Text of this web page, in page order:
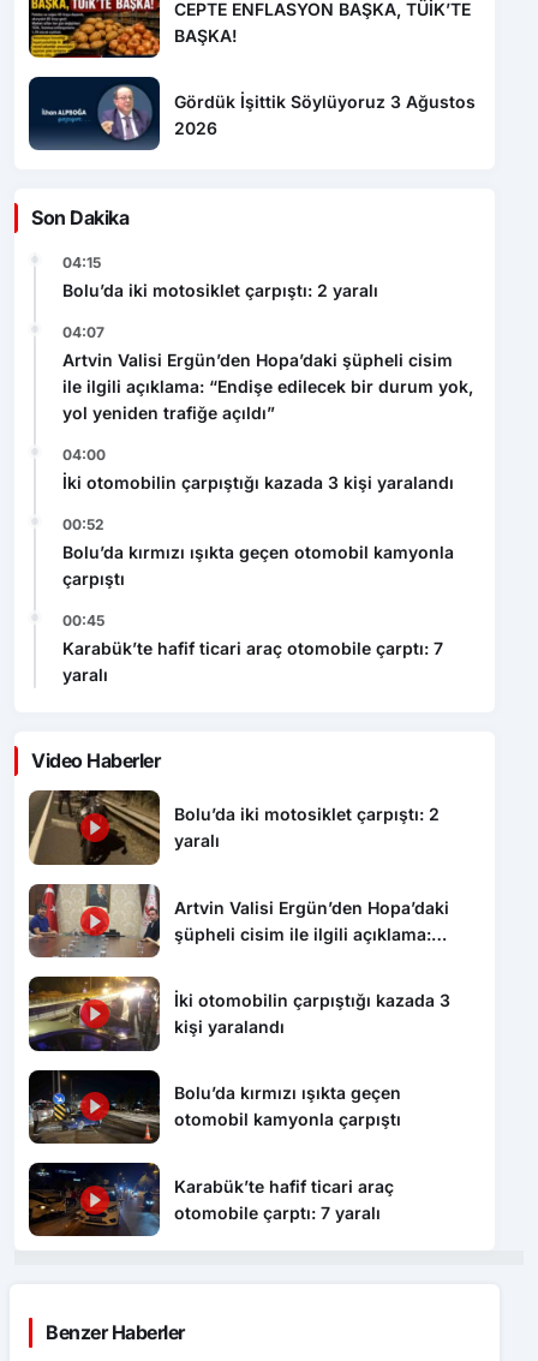
CEPTE ENFLASYON BAŞKA, TÜİK’TE
BAŞKA!
Gördük İşittik Söylüyoruz 3 Ağustos
2026
Son Dakika
04:15
Bolu’da iki motosiklet çarpıştı: 2 yaralı
04:07
Artvin Valisi Ergün’den Hopa’daki şüpheli cisim
ile ilgili açıklama: “Endişe edilecek bir durum yok,
yol yeniden trafiğe açıldı”
04:00
İki otomobilin çarpıştığı kazada 3 kişi yaralandı
00:52
Bolu’da kırmızı ışıkta geçen otomobil kamyonla
çarpıştı
00:45
Karabük’te hafif ticari araç otomobile çarptı: 7
yaralı
Video Haberler
Bolu’da iki motosiklet çarpıştı: 2
yaralı
Artvin Valisi Ergün’den Hopa’daki
şüpheli cisim ile ilgili açıklama:
yeniden trafiğe açıldı”
İki otomobilin çarpıştığı kazada 3
kişi yaralandı
Bolu’da kırmızı ışıkta geçen
otomobil kamyonla çarpıştı
Karabük’te hafif ticari araç
otomobile çarptı: 7 yaralı
Benzer Haberler